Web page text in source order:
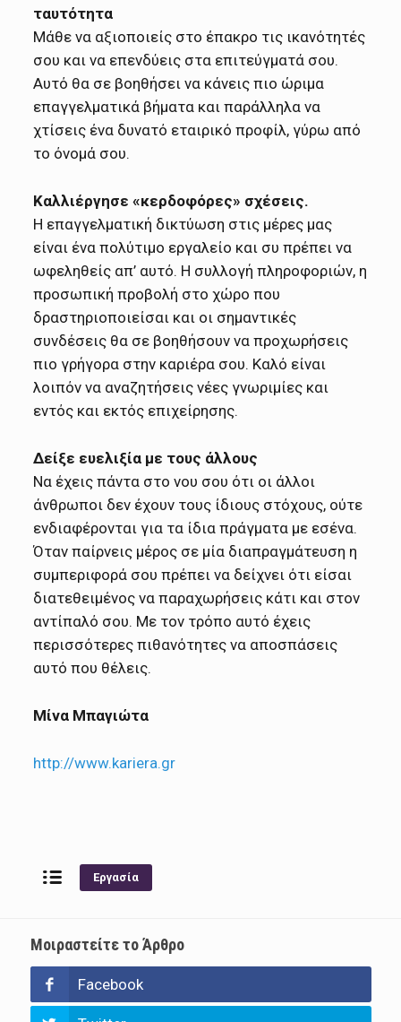
ταυτότητα
Μάθε να αξιοποιείς στο έπακρο τις ικανότητές
σου και να επενδύεις στα επιτεύγματά σου.
Αυτό θα σε βοηθήσει να κάνεις πιο ώριμα
επαγγελματικά βήματα και παράλληλα να
χτίσεις ένα δυνατό εταιρικό προφίλ, γύρω από
το όνομά σου.
Καλλιέργησε «κερδοφόρες» σχέσεις.
Η επαγγελματική δικτύωση στις μέρες μας
είναι ένα πολύτιμο εργαλείο και συ πρέπει να
ωφεληθείς απ’ αυτό. Η συλλογή πληροφοριών, η
προσωπική προβολή στο χώρο που
δραστηριοποιείσαι και οι σημαντικές
συνδέσεις θα σε βοηθήσουν να προχωρήσεις
πιο γρήγορα στην καριέρα σου. Καλό είναι
λοιπόν να αναζητήσεις νέες γνωριμίες και
εντός και εκτός επιχείρησης.
Δείξε ευελιξία με τους άλλους
Να έχεις πάντα στο νου σου ότι οι άλλοι
άνθρωποι δεν έχουν τους ίδιους στόχους, ούτε
ενδιαφέρονται για τα ίδια πράγματα με εσένα.
Όταν παίρνεις μέρος σε μία διαπραγμάτευση η
συμπεριφορά σου πρέπει να δείχνει ότι είσαι
διατεθειμένος να παραχωρήσεις κάτι και στον
αντίπαλό σου. Με τον τρόπο αυτό έχεις
περισσότερες πιθανότητες να αποσπάσεις
αυτό που θέλεις.
Μίνα Μπαγιώτα
http://www.kariera.gr
Εργασία
Μοιραστείτε το Άρθρο
Facebook